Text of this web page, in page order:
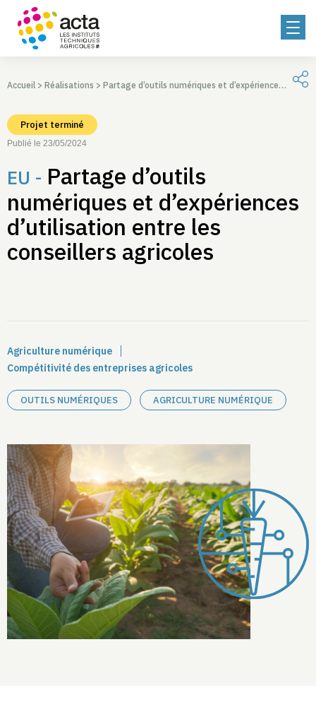
Accueil > Réalisations > Partage d’outils numériques et d’expériences d’utilisation entre les conseillers agricoles
Projet terminé
Publié le 23/05/2024
EU - Partage d’outils
numériques et d’expériences
d’utilisation entre les
conseillers agricoles
Agriculture numérique
Compétitivité des entreprises agricoles
OUTILS NUMÉRIQUES AGRICULTURE NUMÉRIQUE